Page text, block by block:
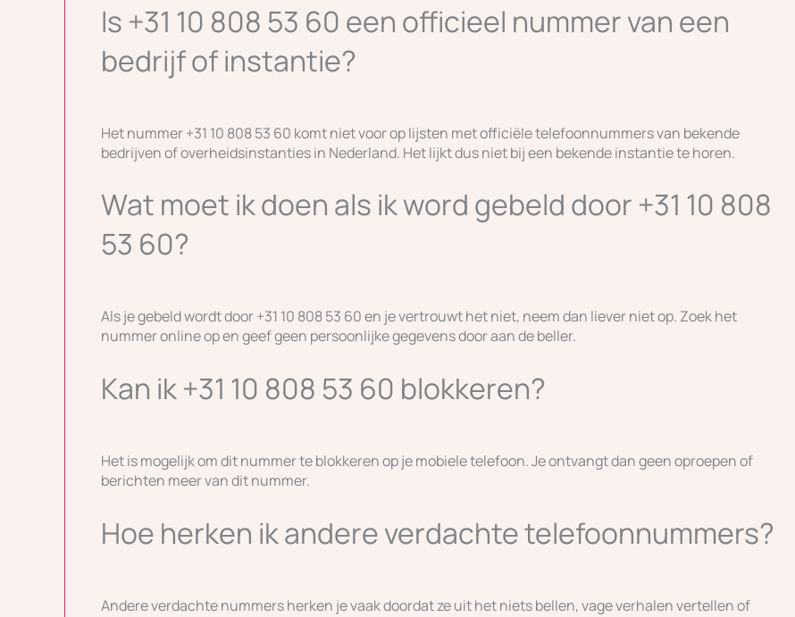
Is +31 10 808 53 60 een officieel nummer van een
bedrijf of instantie?
Het nummer +31 10 808 53 60 komt niet voor op lijsten met officiële telefoonnummers van bekende
bedrijven of overheidsinstanties in Nederland. Het lijkt dus niet bij een bekende instantie te horen.
Wat moet ik doen als ik word gebeld door +31 10 808
53 60?
Als je gebeld wordt door +31 10 808 53 60 en je vertrouwt het niet, neem dan liever niet op. Zoek het
nummer online op en geef geen persoonlijke gegevens door aan de beller.
Kan ik +31 10 808 53 60 blokkeren?
Het is mogelijk om dit nummer te blokkeren op je mobiele telefoon. Je ontvangt dan geen oproepen of
berichten meer van dit nummer.
Hoe herken ik andere verdachte telefoonnummers?
Andere verdachte nummers herken je vaak doordat ze uit het niets bellen, vage verhalen vertellen of